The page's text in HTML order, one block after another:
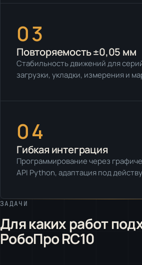
03
Повторяемость ±0,05 мм
Стабильность движений для
загрузки, укладки, измерения и
04
Гибкая интеграция
Программирование через
API Python, адаптация под
ЗАДАЧИ
Для каких работ
РобоПро RC10